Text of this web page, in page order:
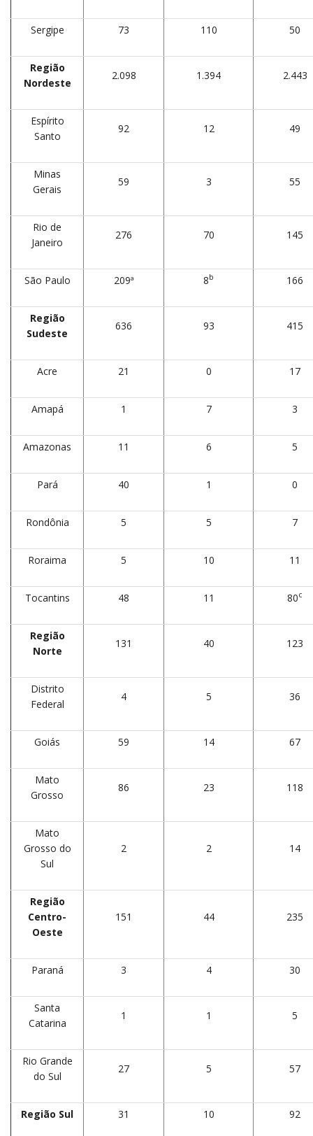
Sergipe 73 110 50
Região
Nordeste
2.098 1.394 2.443
Espírito
Santo
92 12 49
Minas
Gerais
59 3 55
Rio de
Janeiro
276 70 145
São Paulo 209ª 8b 166
Região
Sudeste
636 93 415
Acre 21 0 17
Amapá 1 7 3
Amazonas 11 6 5
Pará 40 1 0
Rondônia 5 5 7
Roraima 5 10 11
Tocantins 48 11 80c
Região
Norte
131 40 123
Distrito
Federal
4 5 36
Goiás 59 14 67
Mato
Grosso
86 23 118
Mato
Grosso do
Sul
2 2 14
Região
Centro-
Oeste
151 44 235
Paraná 3 4 30
Santa
Catarina
1 1 5
Rio Grande
do Sul
27 5 57
Região Sul 31 10 92